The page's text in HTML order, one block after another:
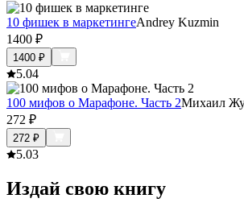
10 фишек в маркетингеAndrey Kuzmin
1400 ₽
1400 ₽
5.04
100 мифов о Марафоне. Часть 2Михаил
272 ₽
272 ₽
5.03
Издай свою книгу